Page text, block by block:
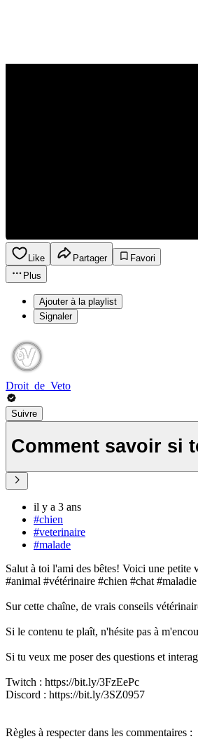
Like Partager
Favori
Plus
Ajouter à la playlist
Signaler
Droit_de_Veto
Suivre
Comment savoir si
il y a 3 ans
#chien
#veterinaire
#malade
Salut à toi l'ami des bêtes! Voici une petite
#animal #vétérinaire #chien #chat #maladie
Sur cette chaîne, de vrais conseils
Si le contenu te plaît, n'hésite pas à
Si tu veux me poser des questions et
Twitch : https://bit.ly/3FzEePc
Discord : https://bit.ly/3SZ0957
Règles à respecter dans les commentaires :